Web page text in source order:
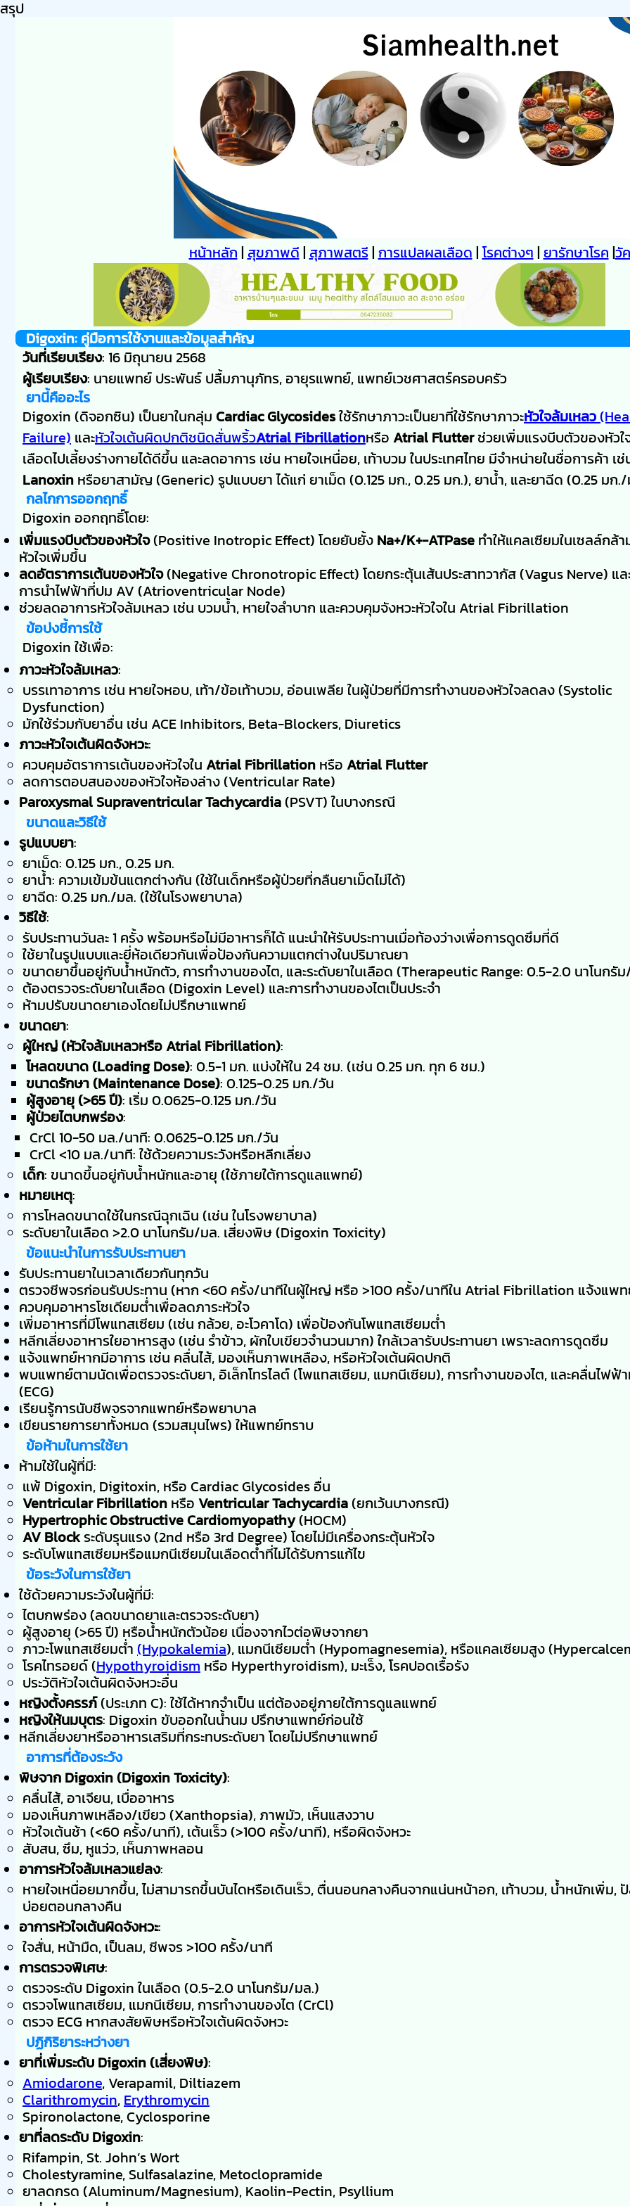
สรุป
หน้าหลัก|สุขภาพดี|สุภาพสตรี|การแปลผลเลือด|โรคต่างๆ|ยารักษาโรค|วั
Digoxin: คู่มือการใช้งานและข้อมูลสำคัญ
วันที่เรียบเรียง: 16 มิถุนายน 2568
ผู้เรียบเรียง: นายแพทย์ ประพันธ์ ปลื้มภานุภัทร, อายุรแพทย์, แพทย์เวชศาสตร์ครอบครัว
ยานี้คืออะไร
Digoxin (ดิจอกซิน) เป็นยาในกลุ่ม Cardiac Glycosidesใช้รักษาภาวะเป็นยาที่ใช้รักษาภาวะหัวใจล้มเหลว
Failure) และหัวใจเต้นผิดปกติชนิดสั่นพริ้วAtrial Fibrillationหรือ Atrial Flutterช่วยเพิ่มแรงบีบตัวของหัวใ
เลือดไปเลี้ยงร่างกายได้ดีขึ้น และลดอาการ เช่น หายใจเหนื่อย, เท้าบวม ในประเทศไทย มีจำหน่ายในชื่อการค้า เช่
Lanoxin หรือยาสามัญ (Generic) รูปแบบยา ได้แก่ ยาเม็ด (0.125 มก., 0.25 มก.), ยาน้ำ, และยาฉีด (0.25 มก
กลไกการออกฤทธิ์
Digoxin ออกฤทธิ์โดย:
เพิ่มแรงบีบตัวของหัวใจ(Positive Inotropic Effect) โดยยับยั้ง Na+/K+-ATPase ทำให้แคลเซียมในเซลล์กล้า
หัวใจเพิ่มขึ้น
ลดอัตราการเต้นของหัวใจ(Negative Chronotropic Effect) โดยกระตุ้นเส้นประสาทวากัส (Vagus Nerve) แล
การนำไฟฟ้าที่ปม AV (Atrioventricular Node)
ช่วยลดอาการหัวใจล้มเหลว เช่น บวมน้ำ, หายใจลำบาก และควบคุมจังหวะหัวใจใน Atrial Fibrillation
ข้อบ่งชี้การใช้
Digoxin ใช้เพื่อ:
ภาวะหัวใจล้มเหลว:
บรรเทาอาการ เช่น หายใจหอบ, เท้า/ข้อเท้าบวม, อ่อนเพลีย ในผู้ป่วยที่มีการทำงานของหัวใจลดลง (Systolic
Dysfunction)
มักใช้ร่วมกับยาอื่น เช่น ACE Inhibitors, Beta-Blockers, Diuretics
ภาวะหัวใจเต้นผิดจังหวะ:
ควบคุมอัตราการเต้นของหัวใจใน Atrial Fibrillation หรือ Atrial Flutter
ลดการตอบสนองของหัวใจห้องล่าง (Ventricular Rate)
Paroxysmal Supraventricular Tachycardia(PSVT) ในบางกรณี
ขนาดและวิธีใช้
รูปแบบยา:
ยาเม็ด: 0.125 มก., 0.25 มก.
ยาน้ำ: ความเข้มข้นแตกต่างกัน (ใช้ในเด็กหรือผู้ป่วยที่กลืนยาเม็ดไม่ได้)
ยาฉีด: 0.25 มก./มล. (ใช้ในโรงพยาบาล)
วิธีใช้:
รับประทานวันละ 1 ครั้ง พร้อมหรือไม่มีอาหารก็ได้ แนะนำให้รับประทานเมื่อท้องว่างเพื่อการดูดซึมที่ดี
ใช้ยาในรูปแบบและยี่ห้อเดียวกันเพื่อป้องกันความแตกต่างในปริมาณยา
ขนาดยาขึ้นอยู่กับน้ำหนักตัว, การทำงานของไต, และระดับยาในเลือด (Therapeutic Range: 0.5-2.0 นาโนกรั
ต้องตรวจระดับยาในเลือด (Digoxin Level) และการทำงานของไตเป็นประจำ
ห้ามปรับขนาดยาเองโดยไม่ปรึกษาแพทย์
ขนาดยา:
ผู้ใหญ่ (หัวใจล้มเหลวหรือ Atrial Fibrillation):
โหลดขนาด (Loading Dose): 0.5-1 มก. แบ่งให้ใน 24 ชม. (เช่น 0.25 มก. ทุก 6 ชม.)
ขนาดรักษา (Maintenance Dose): 0.125-0.25 มก./วัน
ผู้สูงอายุ (>65 ปี): เริ่ม 0.0625-0.125 มก./วัน
ผู้ป่วยไตบกพร่อง:
CrCl 10-50 มล./นาที: 0.0625-0.125 มก./วัน
CrCl <10 มล./นาที: ใช้ด้วยความระวังหรือหลีกเลี่ยง
เด็ก: ขนาดขึ้นอยู่กับน้ำหนักและอายุ (ใช้ภายใต้การดูแลแพทย์)
หมายเหตุ:
การโหลดขนาดใช้ในกรณีฉุกเฉิน (เช่น ในโรงพยาบาล)
ระดับยาในเลือด >2.0 นาโนกรัม/มล. เสี่ยงพิษ (Digoxin Toxicity)
ข้อแนะนำในการรับประทานยา
รับประทานยาในเวลาเดียวกันทุกวัน
ตรวจชีพจรก่อนรับประทาน (หาก <60 ครั้ง/นาทีในผู้ใหญ่ หรือ >100 ครั้ง/นาทีใน Atrial Fibrillation แจ้งแพ
ควบคุมอาหารโซเดียมต่ำเพื่อลดภาระหัวใจ
เพิ่มอาหารที่มีโพแทสเซียม (เช่น กล้วย, อะโวคาโด) เพื่อป้องกันโพแทสเซียมต่ำ
หลีกเลี่ยงอาหารใยอาหารสูง (เช่น รำข้าว, ผักใบเขียวจำนวนมาก) ใกล้เวลารับประทานยา เพราะลดการดูดซึม
แจ้งแพทย์หากมีอาการ เช่น คลื่นไส้, มองเห็นภาพเหลือง, หรือหัวใจเต้นผิดปกติ
พบแพทย์ตามนัดเพื่อตรวจระดับยา, อิเล็กโทรไลต์ (โพแทสเซียม, แมกนีเซียม), การทำงานของไต, และคลื่นไฟฟ้า
(ECG)
เรียนรู้การนับชีพจรจากแพทย์หรือพยาบาล
เขียนรายการยาทั้งหมด (รวมสมุนไพร) ให้แพทย์ทราบ
ข้อห้ามในการใช้ยา
ห้ามใช้ในผู้ที่มี:
แพ้ Digoxin, Digitoxin, หรือ Cardiac Glycosides อื่น
Ventricular Fibrillation หรือ Ventricular Tachycardia(ยกเว้นบางกรณี)
Hypertrophic Obstructive Cardiomyopathy(HOCM)
AV Block ระดับรุนแรง (2nd หรือ 3rd Degree) โดยไม่มีเครื่องกระตุ้นหัวใจ
ระดับโพแทสเซียมหรือแมกนีเซียมในเลือดต่ำที่ไม่ได้รับการแก้ไข
ข้อระวังในการใช้ยา
ใช้ด้วยความระวังในผู้ที่มี:
ไตบกพร่อง (ลดขนาดยาและตรวจระดับยา)
ผู้สูงอายุ (>65 ปี) หรือน้ำหนักตัวน้อย เนื่องจากไวต่อพิษจากยา
ภาวะโพแทสเซียมต่ำ (Hypokalemia), แมกนีเซียมต่ำ (Hypomagnesemia), หรือแคลเซียมสูง
โรคไทรอยด์ (Hypothyroidism หรือ Hyperthyroidism), มะเร็ง, โรคปอดเรื้อรัง
ประวัติหัวใจเต้นผิดจังหวะอื่น
หญิงตั้งครรภ์(ประเภท C): ใช้ได้หากจำเป็น แต่ต้องอยู่ภายใต้การดูแลแพทย์
หญิงให้นมบุตร: Digoxin ขับออกในน้ำนม ปรึกษาแพทย์ก่อนใช้
หลีกเลี่ยงยาหรืออาหารเสริมที่กระทบระดับยา โดยไม่ปรึกษาแพทย์
อาการที่ต้องระวัง
พิษจาก Digoxin (Digoxin Toxicity):
คลื่นไส้, อาเจียน, เบื่ออาหาร
มองเห็นภาพเหลือง/เขียว (Xanthopsia), ภาพมัว, เห็นแสงวาบ
หัวใจเต้นช้า (<60 ครั้ง/นาที), เต้นเร็ว (>100 ครั้ง/นาที), หรือผิดจังหวะ
สับสน, ซึม, หูแว่ว, เห็นภาพหลอน
อาการหัวใจล้มเหลวแย่ลง:
หายใจเหนื่อยมากขึ้น, ไม่สามารถขึ้นบันไดหรือเดินเร็ว, ตื่นนอนกลางคืนจากแน่นหน้าอก, เท้าบวม, น้ำหนักเพิ่ม, ปั
บ่อยตอนกลางคืน
อาการหัวใจเต้นผิดจังหวะ:
ใจสั่น, หน้ามืด, เป็นลม, ชีพจร >100 ครั้ง/นาที
การตรวจพิเศษ:
ตรวจระดับ Digoxin ในเลือด (0.5-2.0 นาโนกรัม/มล.)
ตรวจโพแทสเซียม, แมกนีเซียม, การทำงานของไต (CrCl)
ตรวจ ECG หากสงสัยพิษหรือหัวใจเต้นผิดจังหวะ
ปฏิกิริยาระหว่างยา
ยาที่เพิ่มระดับ Digoxin (เสี่ยงพิษ):
Amiodarone, Verapamil, Diltiazem
Clarithromycin,Erythromycin
Spironolactone, Cyclosporine
ยาที่ลดระดับ Digoxin:
Rifampin, St. John’s Wort
Cholestyramine, Sulfasalazine, Metoclopramide
ยาลดกรด (Aluminum/Magnesium), Kaolin-Pectin, Psyllium